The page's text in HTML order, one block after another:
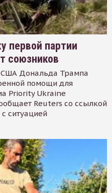
первой партии
союзников
США Дональда Трампа
помощи для
Priority Ukraine
Reuters со ссылкой
ситуацией